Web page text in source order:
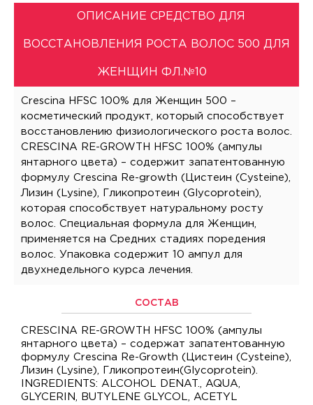
ОПИСАНИЕ СРЕДСТВО ДЛЯ
ВОССТАНОВЛЕНИЯ РОСТА ВОЛОС 500 ДЛЯ
ЖЕНЩИН ФЛ.№10
Crescina HFSC 100% для Женщин 500 –
косметический продукт, который способствует
восстановлению физиологического роста волос.
CRESCINA RE-GROWTH HFSC 100% (ампулы
янтарного цвета) – содержит запатентованную
формулу Crescina Re-growth (Цистеин (Cysteine),
Лизин (Lysine), Гликопротеин (Glycoprotein),
которая способствует натуральному росту
волос. Специальная формула для Женщин,
применяется на Средних стадиях поредения
волос. Упаковка содержит 10 ампул для
двухнедельного курса лечения.
СОСТАВ
CRESCINA RE-GROWTH HFSC 100% (ампулы
янтарного цвета) – содержат запатентованную
формулу Crescina Re-Growth (Цистеин (Cysteine),
Лизин (Lysine), Гликопротеин(Glycoprotein).
INGREDIENTS: ALCOHOL DENAT., AQUA,
GLYCERIN, BUTYLENE GLYCOL, ACETYL